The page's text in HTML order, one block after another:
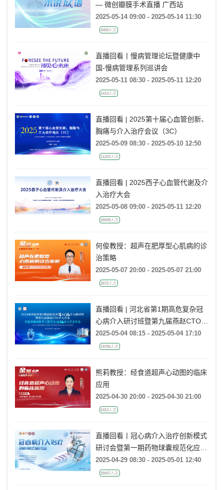
— 微创瓣膜手术直播 广西站
2025-05-14 09:00 - 2025-05-14 11:30
4459人次
直播回看丨慢病管理论坛暨健康中
国-慢病管理系列巡讲会
2025-05-11 08:30 - 2025-05-11 12:20
2414人次
直播回看 | 2025第十届心血管创新、
胸痛与介入治疗会议（3C）
2025-05-09 08:30 - 2025-05-10 12:50
11222人次
直播回看 | 2025西子心血管代谢及介
入治疗大会
2025-05-08 09:00 - 2025-05-11 12:20
26949人次
何俊教授：超声在肥厚型心肌病的诊
治策略
2025-05-07 20:00 - 2025-05-07 21:00
2672人次
直播回看 | 河北省第1期高危复杂冠
心病介入研讨班暨第九届燕赵CTO介
入沙龙
2025-05-04 08:15 - 2025-05-04 17:10
18780人次
熊莉教授：经食道超声心动图的临床
应用
2025-04-30 20:00 - 2025-04-30 21:00
2412人次
直播回看丨冠心病介入治疗创新模式
研讨会暨第一期药物球囊规范化应用
培训班（郑州站）
2025-04-29 08:30 - 2025-05-01 12:40
28007人次